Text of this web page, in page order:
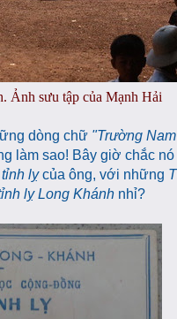
Ảnh sưu tập của Mạnh Hải
dòng chữ "Trường
làm sao! Bây giờ chắc nó
lỵcủa ông, với những
lỵ Long Khánh nhỉ?